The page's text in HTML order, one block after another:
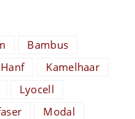
Bambus
Hanf
Kamelhaar
Lyocell
Modal